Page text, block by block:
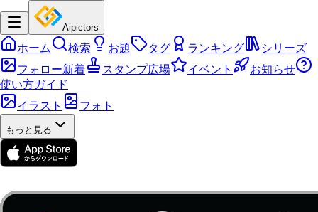
Aipictors
ホーム 検索 お題 タグ ランキング
シリーズ
フォロー新着
スタンプ広場 イベント
お知らせ
使い方ガイド
イラスト
フォト
もっと見る